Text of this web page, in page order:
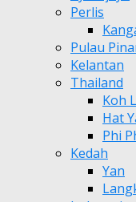
Perlis
Pulau
Kelantan
Thailand
Koh
Hat
Phi
Kedah
Yan